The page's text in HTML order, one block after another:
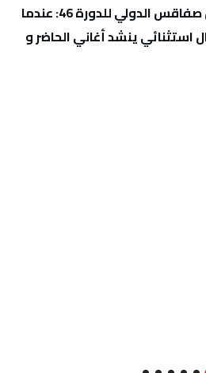
أمين بودشار في مهرجان صفاقس الدولي للدورة 46: عندما
استثنائي ينشد أغاني الحاضر و